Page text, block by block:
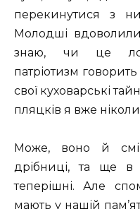
перекинутися з
Молодші
знаю, чи це
патріотизм
свої куховарські
пляцків я вже ніколи
Може, воно й
дрібниці, та ще в
теперішні. Але
мають у нашій